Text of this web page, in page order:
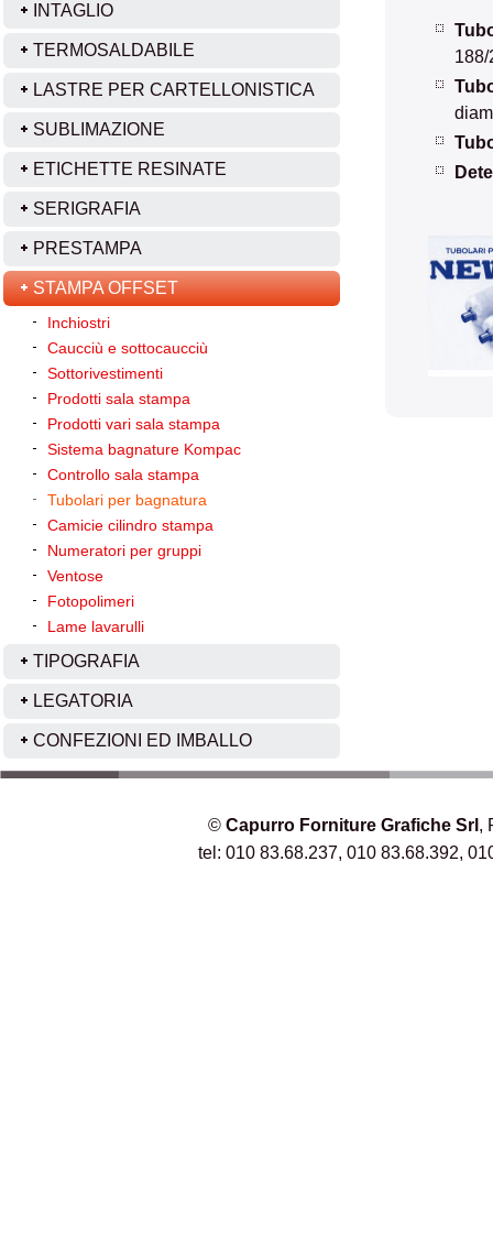
INTAGLIO
TERMOSALDABILE
LASTRE PER CARTELLONISTICA
SUBLIMAZIONE
ETICHETTE RESINATE
SERIGRAFIA
PRESTAMPA
STAMPA OFFSET
Inchiostri
Caucciù e sottocaucciù
Sottorivestimenti
Prodotti sala stampa
Prodotti vari sala stampa
Sistema bagnature Kompac
Controllo sala stampa
Tubolari per bagnatura
Camicie cilindro stampa
Numeratori per gruppi
Ventose
Fotopolimeri
Lame lavarulli
TIPOGRAFIA
LEGATORIA
CONFEZIONI ED IMBALLO
© Capurro Forniture Grafiche Srl ,
tel: 010 83.68.237, 010 83.68.392,